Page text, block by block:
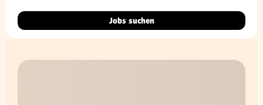
Jobs suchen